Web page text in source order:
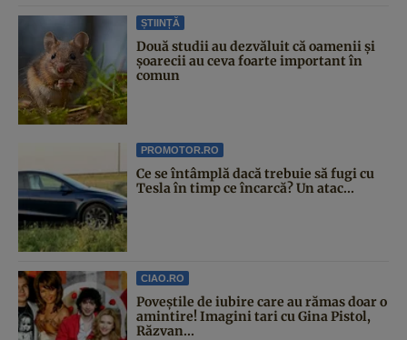
ȘTIINȚĂ
Două studii au dezvăluit că oamenii și
șoarecii au ceva foarte important în
comun
PROMOTOR.RO
Ce se întâmplă dacă trebuie să fugi cu
Tesla în timp ce încarcă? Un atac...
CIAO.RO
Poveştile de iubire care au rămas doar o
amintire! Imagini tari cu Gina Pistol,
Răzvan...